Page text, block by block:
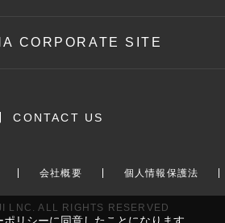
CORPORATE SITE
CONTACT US
会社概要 個人情報保護法
LNC. ALL RIGHTS RESERVED